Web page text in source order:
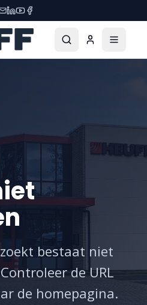
bestaat niet
de URL
de homepagina.